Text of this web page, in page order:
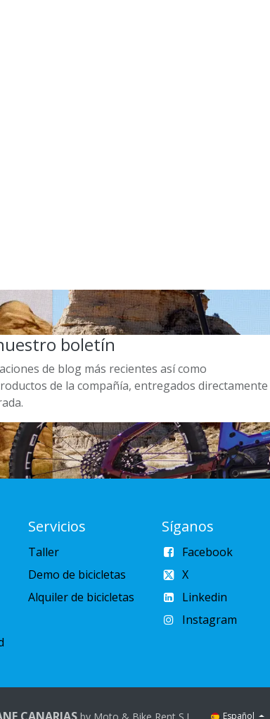
boletín
de blog más recientes así como
de la compañía, entregados directamente
Servicios
Taller
Demo de bicicletas
Alquiler de bicicletas
Síganos
Facebook
X
Linkedin
Instagram
Español